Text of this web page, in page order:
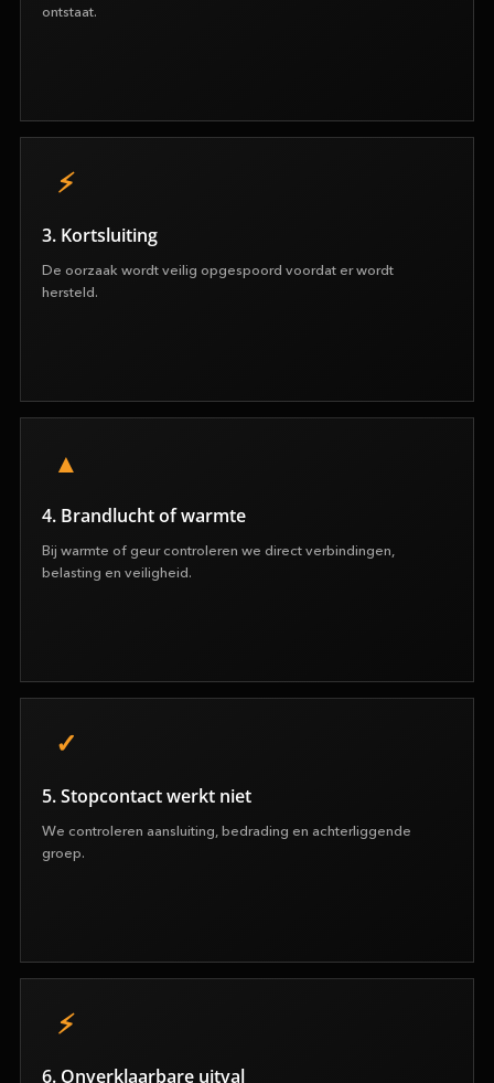
ontstaat.
3. Kortsluiting
De oorzaak wordt veilig opgespoord voordat er wordt
hersteld.
4. Brandlucht of warmte
Bij warmte of geur controleren we direct verbindingen,
belasting en veiligheid.
5. Stopcontact werkt niet
We controleren aansluiting, bedrading en achterliggende
groep.
6. Onverklaarbare uitval